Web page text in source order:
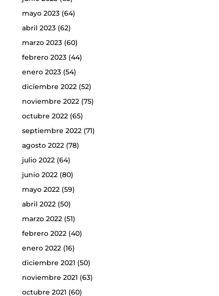
mayo 2023(64)
abril 2023(62)
marzo 2023(60)
febrero 2023(44)
enero 2023(54)
diciembre 2022(52)
noviembre 2022(75)
octubre 2022(65)
septiembre 2022(71)
agosto 2022(78)
julio 2022(64)
junio 2022(80)
mayo 2022(59)
abril 2022(50)
marzo 2022(51)
febrero 2022(40)
enero 2022(16)
diciembre 2021 (50)
noviembre 2021 (63)
octubre 2021 (60)